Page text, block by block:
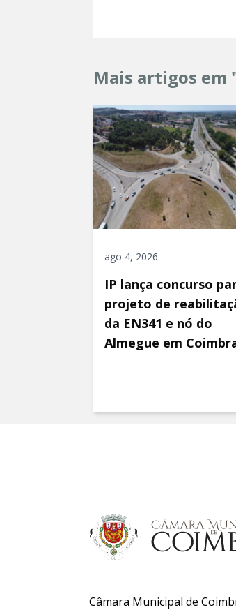
Mais artigos em
ago 4, 2026
IP lança concurso
projeto de
da EN341 e nó do
Almegue em
Câmara Municipal de